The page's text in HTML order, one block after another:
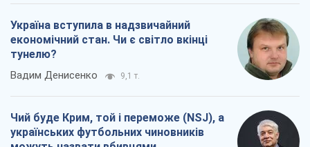
Україна вступила в надзвичайний
економічний стан. Чи є світло вкінці
тунелю?
Вадим Денисенко 9,1 т.
Чий буде Крим, той і переможе (NSJ), а
українських футбольних чиновників